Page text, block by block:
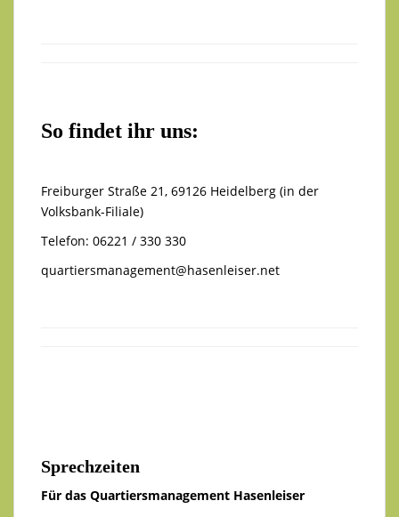
So findet ihr uns:
Freiburger Straße 21, 69126 Heidelberg (in der
Volksbank-Filiale)
Telefon: 06221 / 330 330
quartiersmanagement@hasenleiser.net
Sprechzeiten
Für das Quartiersmanagement Hasenleiser